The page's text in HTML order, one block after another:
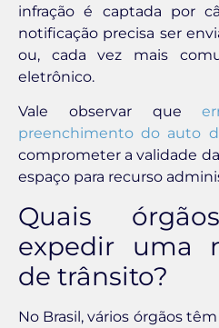
infração é captada por
notificação precisa ser
ou, cada vez mais
eletrônico.
Vale observar que
preenchimento do auto
comprometer a validade
espaço para recurso
Quais
expedir uma
de trânsito?
No Brasil, vários órgãos